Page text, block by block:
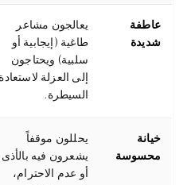
عاطفة
شديدة
يعالجون مشاعر
طاغية (إيجابية أو
سلبية) ويحتاجون
إلى العزلة لاستعادة
السيطرة.
خيانة
محسوسة
يحللون موقفاً
يشعرون فيه بالأذى
أو عدم الاحترام،